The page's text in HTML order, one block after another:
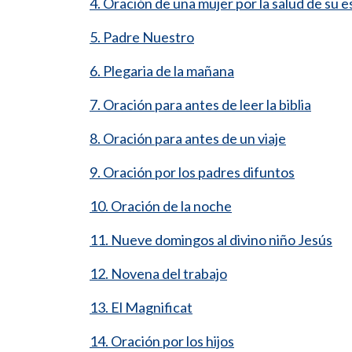
5. Padre Nuestro
6. Plegaria de la mañana
7. Oración para antes de leer la biblia
8. Oración para antes de un viaje
9. Oración por los padres difuntos
10. Oración de la noche
11. Nueve domingos al divino niño Jesús
12. Novena del trabajo
13. El Magnificat
14. Oración por los hijos